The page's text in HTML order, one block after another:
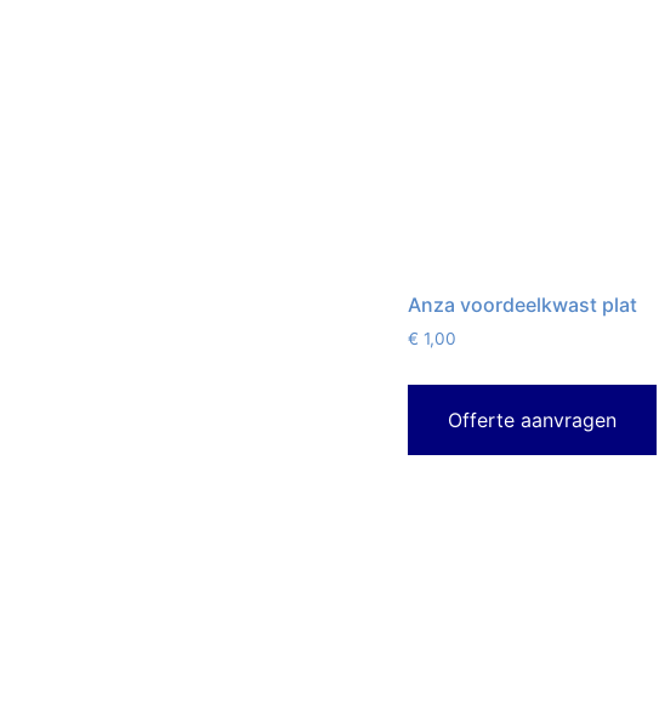
Anza voordeelkwast plat
€ 1,00
Offerte aanvragen